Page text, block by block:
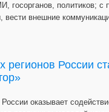
госорганов, политиков;
вести внешние
регионов России
оказывает